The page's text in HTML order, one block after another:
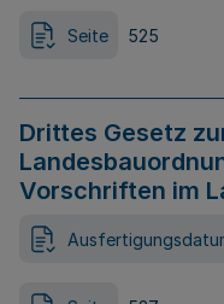
Seite 525
Drittes Gesetz
Vorschriften im